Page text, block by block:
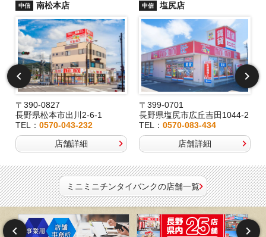
中信 南松本店
〒390-0827
長野県松本市出川2-6-1
TEL：0570-043-232
店舗詳細
中信 塩尻店
〒399-0701
長野県塩尻市広丘吉田1044-2
TEL： 0570-083-434
店舗詳細
ミニミニチンタイバンクの店舗一覧